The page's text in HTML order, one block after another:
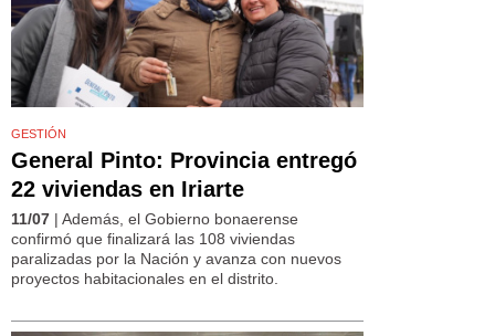
GESTIÓN
General Pinto: Provincia entregó
22 viviendas en Iriarte
11/07 | Además, el Gobierno bonaerense
confirmó que finalizará las 108 viviendas
paralizadas por la Nación y avanza con nuevos
proyectos habitacionales en el distrito.